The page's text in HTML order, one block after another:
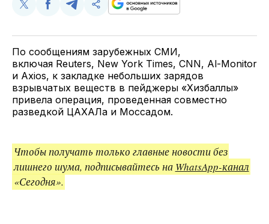
Поделиться
Twitter
Поделиться
Facebook
Поделиться
Telegram
Скопируйте
поделитесь
ссылкой
По сообщениям зарубежных СМИ,
включая Reuters, New York Times, CNN, Al-Monitor
и Axios, к закладке небольших зарядов
взрывчатых веществ в пейджеры «Хизбаллы»
привела операция, проведенная совместно
разведкой ЦАХАЛа и Моссадом.
Чтобы получать только главные новости без
лишнего шума, подписывайтесь на WhatsApp-канал
«Сегодня».